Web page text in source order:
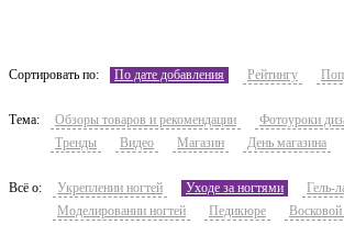
Сортировать по: По дате добавления Рейтингу
Тема: Обзоры товаров и рекомендации Фотоуроки
Тренды
Видео Магазин День магазина
Всё о: Укреплении ногтей Уходе за ногтями Гель-
Моделировании ногтей
Педикюре